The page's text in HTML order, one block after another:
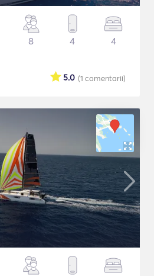
8 4 4
(1 comentarii)
5.0